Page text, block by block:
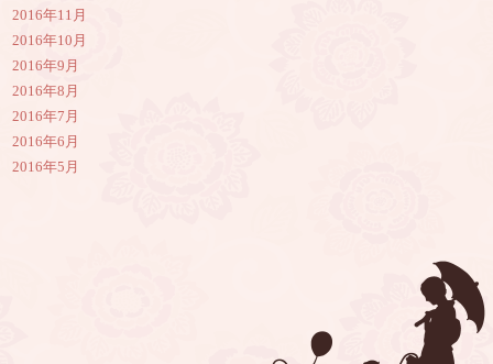
2016年11月
2016年10月
2016年9月
2016年8月
2016年7月
2016年6月
2016年5月